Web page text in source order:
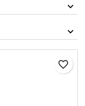
favorite_border